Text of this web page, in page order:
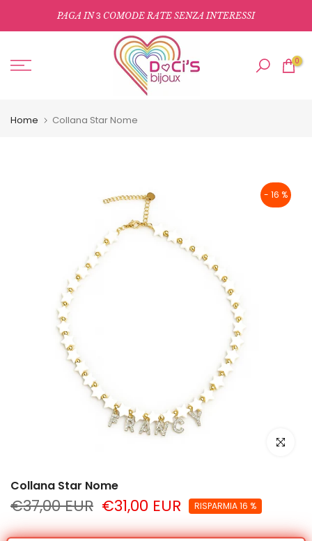
al
PAGA IN3 COMODE RATE SENZA INTERESSI
0
Home Collana Star Nome
- 16 %
clicca
Collana Star Nome
€37,00 EUR €31,00 EUR RISPARMIA 16 %